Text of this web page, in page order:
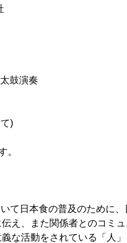
鼓演奏
)
。
て日本食の普及のために、
え、また関係者とのコミ
な活動をされている「人